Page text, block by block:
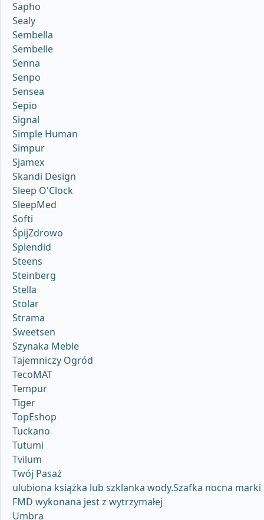
Sapho
Sealy
Sembella
Sembelle
Senna
Senpo
Sensea
Sepio
Signal
Simple Human
Simpur
Sjamex
Skandi Design
Sleep O'Clock
SleepMed
Softi
ŚpijZdrowo
Splendid
Steens
Steinberg
Stella
Stolar
Strama
Sweetsen
Szynaka Meble
Tajemniczy Ogród
TecoMAT
Tempur
Tiger
TopEshop
Tuckano
Tutumi
Tvilum
Twój Pasaż
ulubiona książka lub szklanka wody.Szafka nocna marki
FMD wykonana jest z wytrzymałej
Umbra